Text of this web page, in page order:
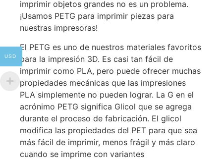
imprimir objetos grandes no es un problema.
¡Usamos PETG para imprimir piezas para
nuestras impresoras!
El PETG es uno de nuestros materiales favoritos
para la impresión 3D. Es casi tan fácil de
imprimir como PLA, pero puede ofrecer muchas
propiedades mecánicas que las impresiones
PLA simplemente no pueden lograr. La G en el
acrónimo PETG significa Glicol que se agrega
durante el proceso de fabricación. El glicol
modifica las propiedades del PET para que sea
más fácil de imprimir, menos frágil y más claro
cuando se imprime con variantes
USD